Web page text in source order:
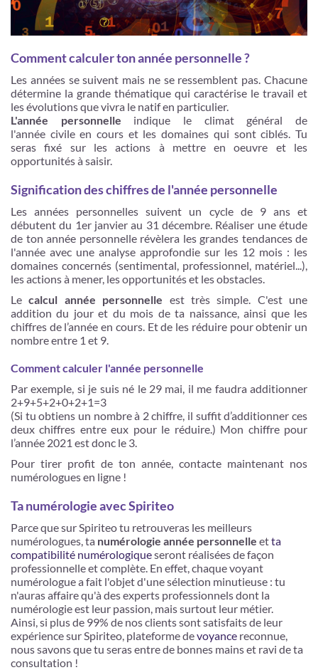
Comment calculer ton année personnelle ?
Les années se suivent mais ne se ressemblent pas. Chacune
détermine la grande thématique qui caractérise le travail et
les évolutions que vivra le natif en particulier.
L'année personnelle indique le climat général de
l'année civile en cours et les domaines qui sont ciblés. Tu
seras fixé sur les actions à mettre en oeuvre et les
opportunités à saisir.
Signification des chiffres de l'année personnelle
Les années personnelles suivent un cycle de 9 ans et
débutent du 1er janvier au 31 décembre. Réaliser une étude
de ton année personnelle révèlera les grandes tendances de
l'année avec une analyse approfondie sur les 12 mois : les
domaines concernés (sentimental, professionnel, matériel...),
les actions à mener, les opportunités et les obstacles.
Lecalcul année personnelle est très simple. C'est une
addition du jour et du mois de ta naissance, ainsi que les
chiffres de l’année en cours. Et de les réduire pour obtenir un
nombre entre 1 et 9.
Comment calculer l'année personnelle
Par exemple, si je suis né le 29 mai, il me faudra additionner
2+9+5+2+0+2+1=3
(Si tu obtiens un nombre à 2 chiffre, il suffit d’additionner ces
deux chiffres entre eux pour le réduire.) Mon chiffre pour
l’année 2021 est donc le 3.
Pour tirer profit de ton année, contacte maintenant nos
numérologues en ligne !
Ta numérologie avec Spiriteo
Parce que sur Spiriteo tu retrouveras les meilleurs
numérologues, ta numérologie année personnelle etta
compatibilité numérologiqueseront réalisées de façon
professionnelle et complète. En effet, chaque voyant
numérologue a fait l'objet d'une sélection minutieuse : tu
n'auras affaire qu'à des experts professionnels dont la
numérologie est leur passion, mais surtout leur métier.
Ainsi, si plus de 99% de nos clients sont satisfaits de leur
expérience sur Spiriteo, plateforme devoyance reconnue,
nous savons que tu seras entre de bonnes mains et ravi de ta
consultation !